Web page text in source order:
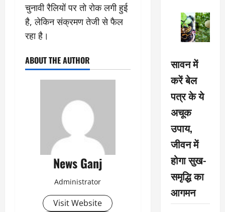
चुनावी रैलियों पर तो रोक लगी हुई
है, लेकिन संक्रमण तेजी से फैल
रहा है।
ABOUT THE AUTHOR
News Ganj
Administrator
Visit Website
सावन में
करें बेल
पत्र के ये
अचूक
उपाय,
जीवन में
होगा सुख-
समृद्धि का
आगमन